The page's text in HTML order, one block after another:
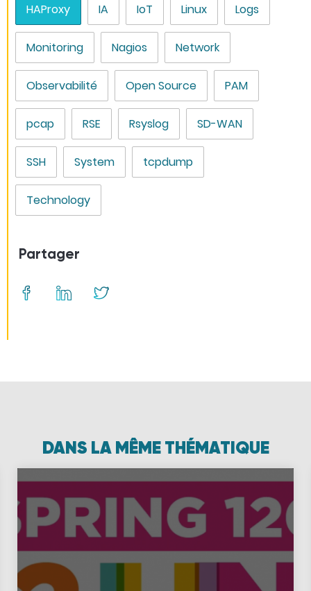
HAProxy IA IoT Linux Logs
Monitoring Nagios Network
Observabilité Open Source PAM
pcap RSE Rsyslog SD-WAN
SSH System tcpdump
Technology
Partager
DANS LA MÊME THÉMATIQUE